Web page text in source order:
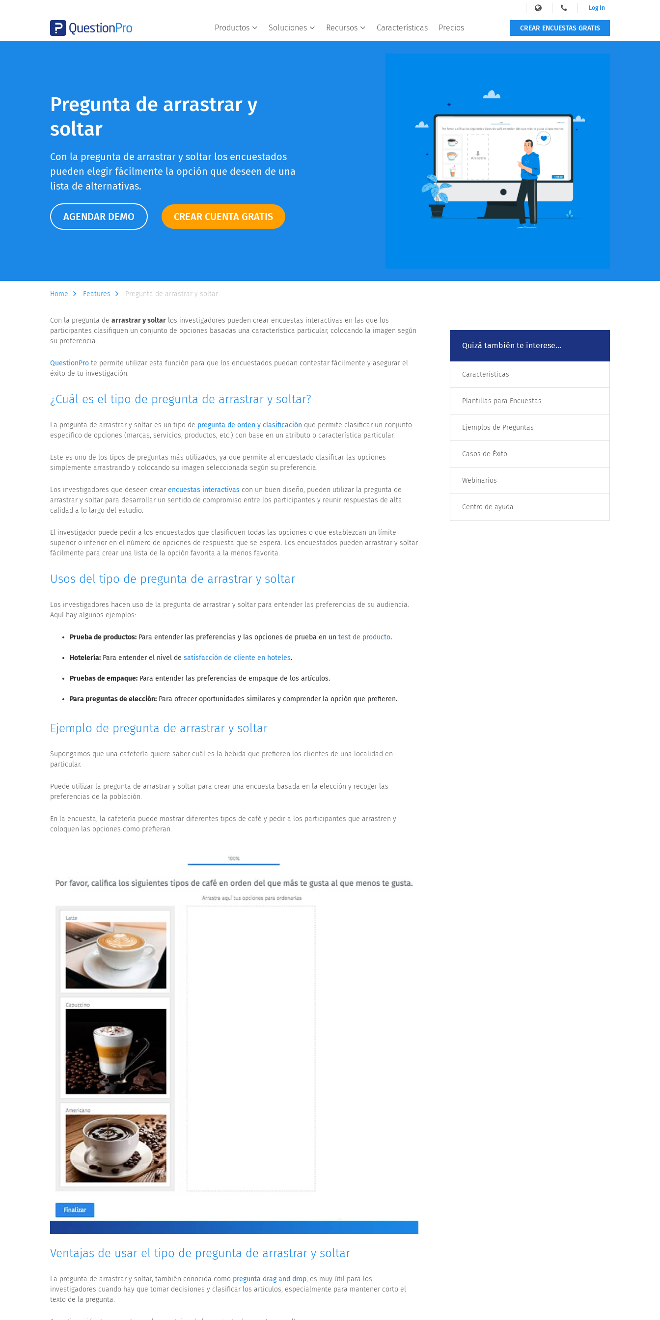
Productos Soluciones Recursos Características Precios
Log In
CREAR ENCUESTAS GRATIS
Pregunta de arrastrar y
soltar
Con la pregunta de arrastrar y soltar los encuestados
pueden elegir fácilmente la opción que deseen de una
lista de alternativas.
AGENDAR DEMO CREAR CUENTA GRATIS
Home Features Pregunta de arrastrar y soltar
Con la pregunta de arrastrar y soltar los investigadores pueden crear encuestas interactivas en las que los
participantes clasifiquen un conjunto de opciones basadas una característica particular, colocando la imagen según
su preferencia.
QuestionPro te permite utilizar esta función para que los encuestados puedan contestar fácilmente y asegurar el
éxito de tu investigación.
¿Cuál es el tipo de pregunta de arrastrar y soltar?
La pregunta de arrastrar y soltar es un tipo de pregunta de orden y clasificación que permite clasificar un conjunto
específico de opciones (marcas, servicios, productos, etc.) con base en un atributo o característica particular.
Este es uno de los tipos de preguntas más utilizados, ya que permite al encuestado clasificar las opciones
simplemente arrastrando y colocando su imagen seleccionada según su preferencia.
Los investigadores que deseen crear encuestas interactivas con un buen diseño, pueden utilizar la pregunta de
arrastrar y soltar para desarrollar un sentido de compromiso entre los participantes y reunir respuestas de alta
calidad a lo largo del estudio.
El investigador puede pedir a los encuestados que clasifiquen todas las opciones o que establezcan un límite
superior o inferior en el número de opciones de respuesta que se espera. Los encuestados pueden arrastrar y soltar
fácilmente para crear una lista de la opción favorita a la menos favorita.
Usos del tipo de pregunta de arrastrar y soltar
Los investigadores hacen uso de la pregunta de arrastrar y soltar para entender las preferencias de su audiencia.
Aquí hay algunos ejemplos:
Prueba de productos: Para entender las preferencias y las opciones de prueba en un test de producto.
Hotelería: Para entender el nivel de satisfacción de cliente en hoteles.
Pruebas de empaque: Para entender las preferencias de empaque de los artículos.
Para preguntas de elección: Para ofrecer oportunidades similares y comprender la opción que prefieren.
Ejemplo de pregunta de arrastrar y soltar
Supongamos que una cafetería quiere saber cuál es la bebida que prefieren los clientes de una localidad en
particular.
Puede utilizar la pregunta de arrastrar y soltar para crear una encuesta basada en la elección y recoger las
preferencias de la población.
En la encuesta, la cafetería puede mostrar diferentes tipos de café y pedir a los participantes que arrastren y
coloquen las opciones como prefieran.
Ventajas de usar el tipo de pregunta de arrastrar y soltar
La pregunta de arrastrar y soltar, también conocida como pregunta drag and drop, es muy útil para los
investigadores cuando hay que tomar decisiones y clasificar los artículos, especialmente para mantener corto el
texto de la pregunta.
Quizá también te interese...
Características
Plantillas para Encuestas
Ejemplos de Preguntas
Casos de Éxito
Webinarios
Centro de ayuda